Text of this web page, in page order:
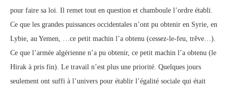
pour faire sa loi. Il remet tout en question et chamboule l’ordre établi.
Ce que les grandes puissances occidentales n’ont pu obtenir en Syrie, en
Lybie, au Yemen, …ce petit machin l’a obtenu (cessez-le-feu, trêve…).
Ce que l’armée algérienne n’a pu obtenir, ce petit machin l’a obtenu (le
Hirak à pris fin). Le travail n’est plus une priorité. Quelques jours
seulement ont suffi à l’univers pour établir l’égalité sociale qui était